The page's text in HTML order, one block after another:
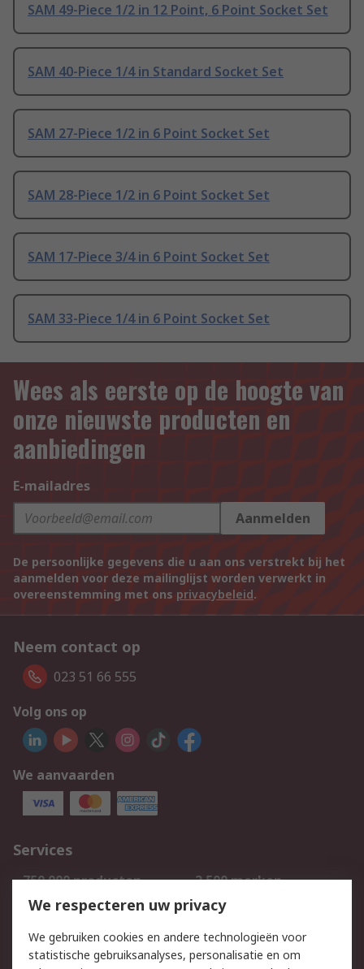
SAM 49-Piece 1/2 in 12 Point, 6 Point Socket Set
SAM 40-Piece 1/4 in Standard Socket Set
SAM 27-Piece 1/2 in 6 Point Socket Set
SAM 28-Piece 1/2 in 6 Point Socket Set
SAM 17-Piece 3/4 in 6 Point Socket Set
SAM 33-Piece 1/4 in 6 Point Socket Set
Wees als eerste op de hoogte van
onze nieuwste producten en
aanbiedingen
E-mailadres
Aanmelden
De persoonlijke gegevens die u aan ons verstrekt bij het
aanmelden voor deze mailinglijst worden verwerkt in
overeenstemming met ons privacybeleid.
Neem contact op
023 51 66 555
Volg ons op
We aanvaarden
Services
750.000 producten
2.500 merken
Bestellen
Inkoopoplossingen
Track & Trace
We respecteren uw privacy
We gebruiken cookies en andere technologieën voor
statistische gebruiksanalyses, personalisatie en om